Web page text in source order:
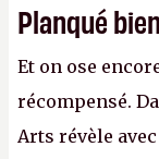
Planqué
Et on ose
récompensé.
Arts révèle